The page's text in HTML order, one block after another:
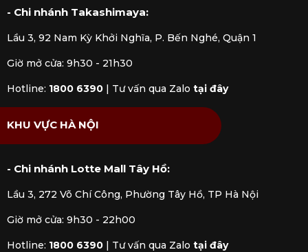
2.4 Thiết kế linh hoạt
Dao gọt hoa quả của Nhật thường có 2 loại dựa
theo thiết kế lưỡi dao: lưỡi cong mỏ chim và lưỡi
thẳng nhọn. Dạng dao cong có thể gọt vỏ, cắt
tiện cho việc tỉa rau củ.
- Chi nhánh Takashimaya:
Lầu 3, 92 Nam Kỳ Khởi Nghĩa, P. Bến Nghé, Quận 1
Giờ mở cửa: 9h30 - 21h30
Hotline: 1800 6390 | Tư vấn qua Zalo tại đây
KHU VỰC HÀ NỘI
- Chi nhánh Lotte Mall Tây Hồ:
Lầu 3, 272 Võ Chí Công, Phường Tây Hồ, TP Hà Nội
Giờ mở cửa: 9h30 - 22h00
Hotline: 1800 6390 | Tư vấn qua Zalo tại đây